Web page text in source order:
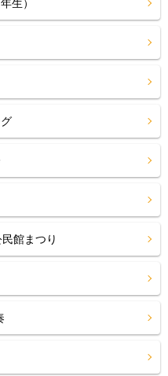
生）
館まつり